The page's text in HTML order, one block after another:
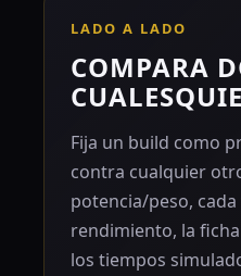
LADO A LADO
COMPARA
Fija un build como
contra cualquier
potencia/peso,
rendimiento, la
los tiempos